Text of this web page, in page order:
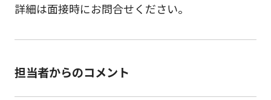
詳細は面接時にお問合せください。
担当者からのコメント